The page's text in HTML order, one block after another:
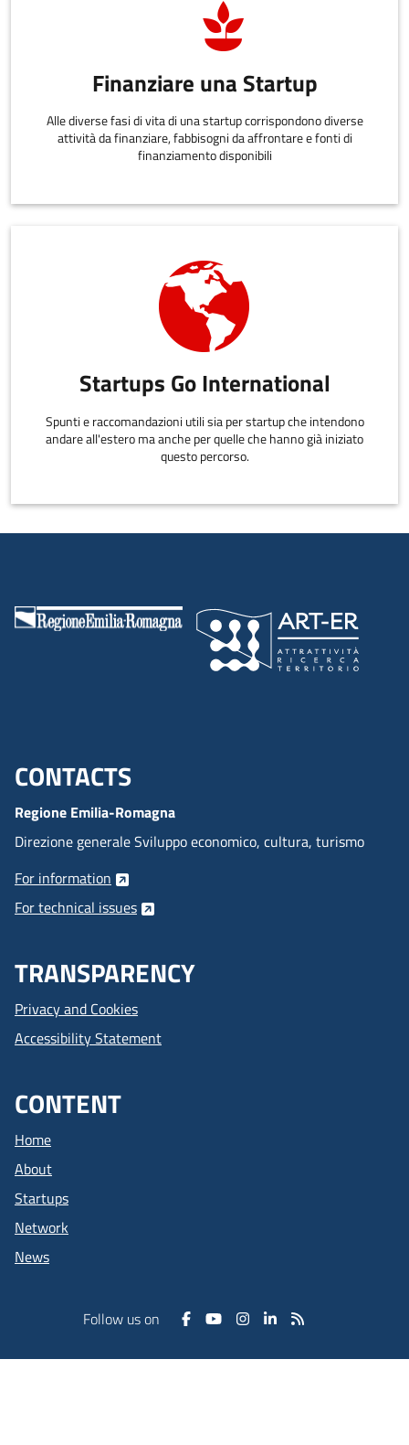
Finanziare una Startup
Alle diverse fasi di vita di una startup corrispondono diverse
attività da finanziare, fabbisogni da affrontare e fonti di
finanziamento disponibili
Startups Go International
Spunti e raccomandazioni utili sia per startup che intendono
andare all'estero ma anche per quelle che hanno già iniziato
questo percorso.
Menu footer inglese
CONTACTS
Regione Emilia-Romagna
Direzione generale Sviluppo economico, cultura, turismo
For information
For technical issues
TRANSPARENCY
Privacy and Cookies
Accessibility Statement
CONTENT
Home
About
Startups
Network
News
Follow us on